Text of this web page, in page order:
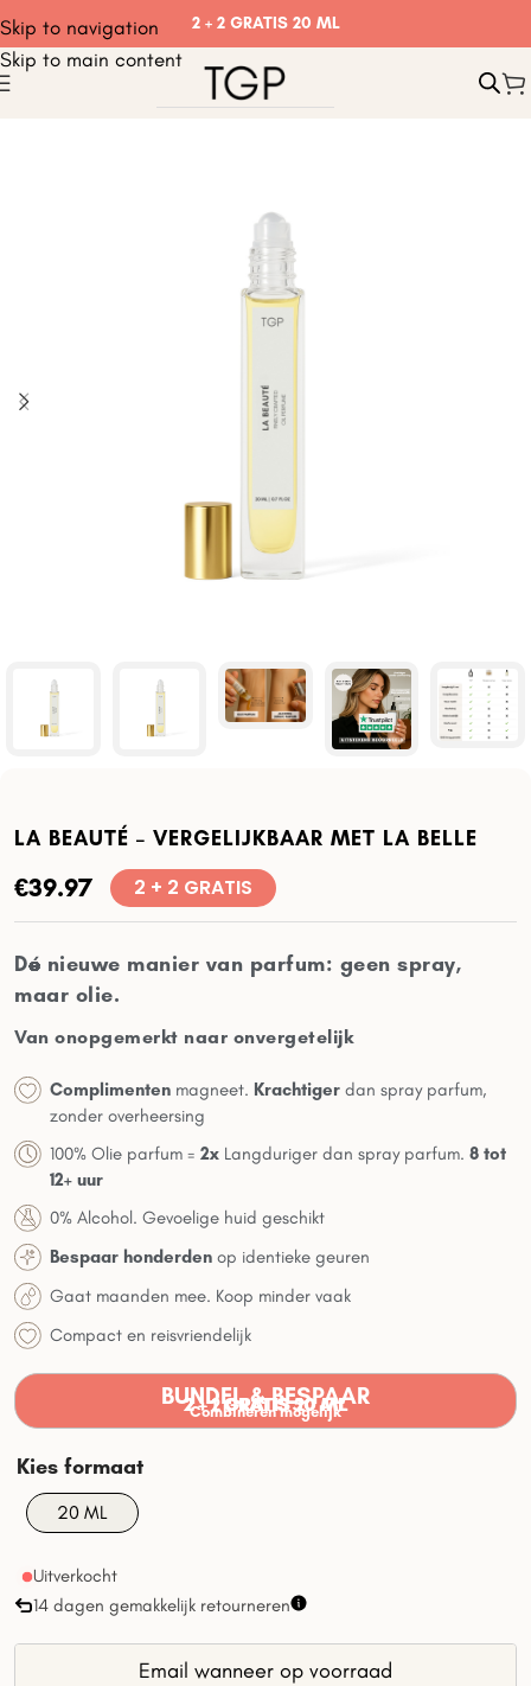
Skip to navigation
Skip to main content
2 + 2 GRATIS 20 ML
LA BEAUTÉ – VERGELIJKBAAR MET LA BELLE
€39.97 2 + 2 GRATIS
Dé nieuwe manier van parfum: geen spray,
maar olie.
Van onopgemerkt naar onvergetelijk
Complimenten magneet. Krachtigerdan spray parfum,
zonder overheersing
100% Olie parfum =2x Langduriger dan spray parfum.8 tot
12+ uur
0% Alcohol. Gevoelige huid geschikt
Bespaar honderdenop identieke geuren
Gaat maanden mee. Koop minder vaak
Compact en reisvriendelijk
BUNDEL & BESPAAR
2 + 2 GRATIS 20 ML
2 + 1 GRATIS 50 ML
Combineren mogelijk
20 ML
Uitverkocht
14 dagen gemakkelijk retourneren
Email wanneer op voorraad